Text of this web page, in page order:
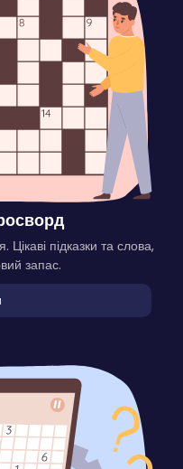
підказки та слова,
запас.